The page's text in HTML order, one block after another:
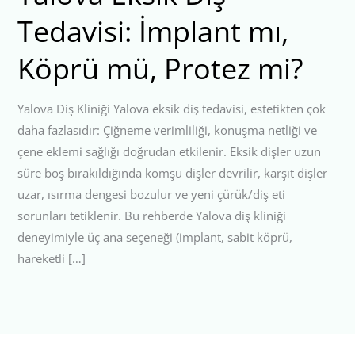
Tedavisi: İmplant mı,
Köprü mü, Protez mi?
Yalova Diş Kliniği Yalova eksik diş tedavisi, estetikten çok
daha fazlasıdır: Çiğneme verimliliği, konuşma netliği ve
çene eklemi sağlığı doğrudan etkilenir. Eksik dişler uzun
süre boş bırakıldığında komşu dişler devrilir, karşıt dişler
uzar, ısırma dengesi bozulur ve yeni çürük/diş eti
sorunları tetiklenir. Bu rehberde Yalova diş kliniği
deneyimiyle üç ana seçeneği (implant, sabit köprü,
hareketli […]